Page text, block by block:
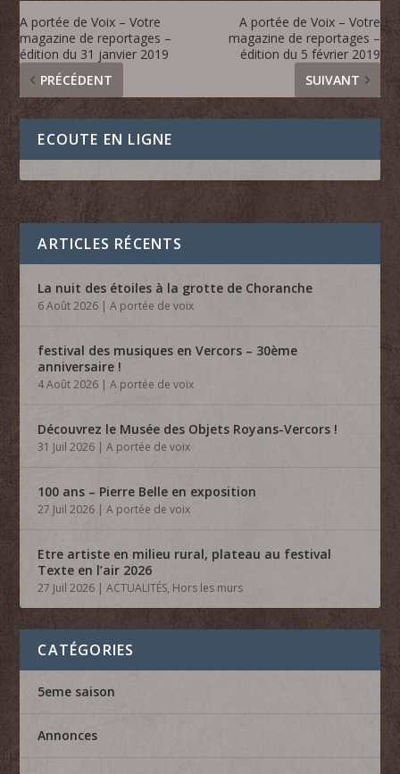
A portée de Voix – Votre
magazine de reportages –
édition du 31 janvier 2019
PRÉCÉDENT
A portée de Voix – Votre
magazine de reportages –
édition du 5 février 2019
SUIVANT
ECOUTE EN LIGNE
ARTICLES RÉCENTS
La nuit des étoiles à la grotte de Choranche
6 Août 2026 |A portée de voix
festival des musiques en Vercors – 30ème
anniversaire !
4 Août 2026 |A portée de voix
Découvrez le Musée des Objets Royans-Vercors !
31 Juil 2026 |A portée de voix
100 ans – Pierre Belle en exposition
27 Juil 2026 |A portée de voix
Etre artiste en milieu rural, plateau au festival
Texte en l’air 2026
27 Juil 2026 |ACTUALITÉS, Hors les murs
CATÉGORIES
5eme saison
Annonces